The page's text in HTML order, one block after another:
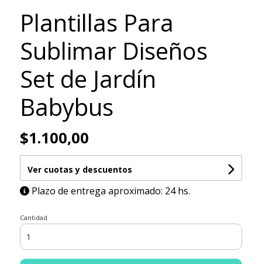
Plantillas Para
Sublimar Diseños
Set de Jardín
Babybus
$1.100,00
Ver cuotas y descuentos
Plazo de entrega aproximado: 24 hs.
Cantidad